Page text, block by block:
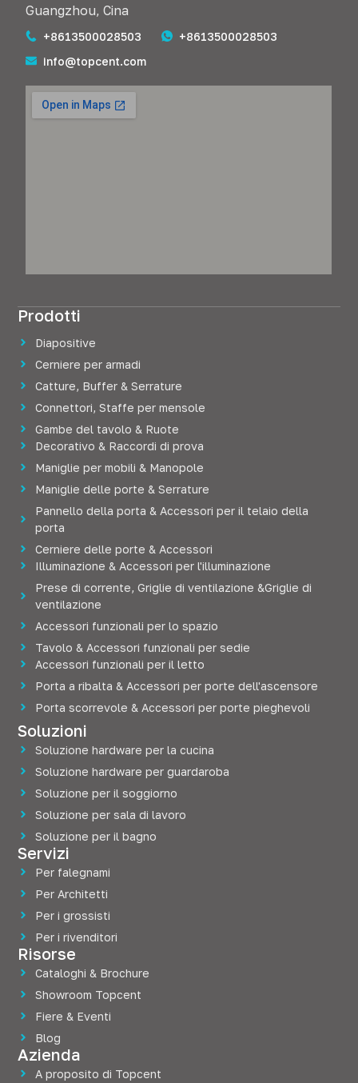
Guangzhou, Cina
+8613500028503
+8613500028503
info@topcent.com
Prodotti
Diapositive
Cerniere per armadi
Catture, Buffer & Serrature
Connettori, Staffe per mensole
Gambe del tavolo & Ruote
Decorativo & Raccordi di prova
Maniglie per mobili & Manopole
Maniglie delle porte & Serrature
Pannello della porta & Accessori per il telaio della
porta
Cerniere delle porte & Accessori
Illuminazione & Accessori per l'illuminazione
Prese di corrente, Griglie di ventilazione &Griglie di
ventilazione
Accessori funzionali per lo spazio
Tavolo & Accessori funzionali per sedie
Accessori funzionali per il letto
Porta a ribalta & Accessori per porte dell'ascensore
Porta scorrevole & Accessori per porte pieghevoli
Soluzioni
Soluzione hardware per la cucina
Soluzione hardware per guardaroba
Soluzione per il soggiorno
Soluzione per sala di lavoro
Soluzione per il bagno
Servizi
Per falegnami
Per Architetti
Per i grossisti
Per i rivenditori
Risorse
Cataloghi & Brochure
Showroom Topcent
Fiere & Eventi
Blog
Azienda
A proposito di Topcent